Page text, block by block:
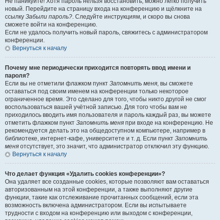
новый. Перейдите на страницу входа на конференцию и щёлкните на
ссылку Забыли пароль?. Следуйте инструкциям, и скоро вы снова
сможете войти на конференцию.
Если не удалось получить новый пароль, свяжитесь с администратором
конференции.
Вернуться к началу
Почему мне периодически приходится повторять ввод имени и
пароля?
Если вы не отметили флажком пункт Запомнить меня, вы сможете
оставаться под своим именем на конференции только некоторое
ограниченное время. Это сделано для того, чтобы никто другой не смог
воспользоваться вашей учётной записью. Для того чтобы вам не
приходилось вводить имя пользователя и пароль каждый раз, вы можете
отметить флажком пункт Запомнить меня при входе на конференцию. Не
рекомендуется делать это на общедоступном компьютере, например в
библиотеке, интернет-кафе, университете и т. д. Если пункт Запомнить
меня отсутствует, это значит, что администратор отключил эту функцию.
Вернуться к началу
Что делает функция «Удалить cookies конференции»?
Она удаляет все созданные cookies, которые позволяют вам оставаться
авторизованным на этой конференции, а также выполняют другие
функции, такие как отслеживание прочитанных сообщений, если эта
возможность включена администратором. Если вы испытываете
трудности с входом на конференцию или выходом с конференции,